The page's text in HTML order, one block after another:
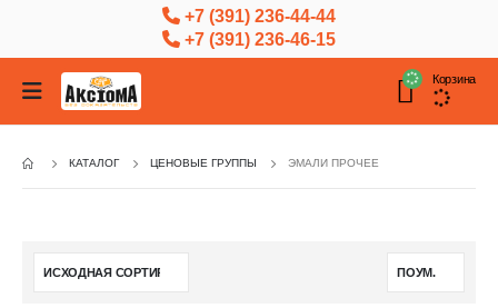
+7 (391) 236-44-44
+7 (391) 236-46-15
Корзина
КАТАЛОГ ЦЕНОВЫЕ ГРУППЫ ЭМАЛИ ПРОЧЕЕ